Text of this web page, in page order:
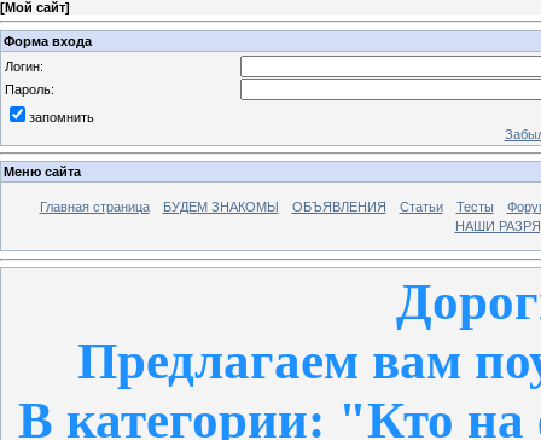
[Мой сайт]
Форма входа
Логин:
Пароль:
запомнить
Меню сайта
Главная страница БУДЕМ ЗНАКОМЫ ОБЪЯВЛЕНИЯ Статьи Тесты
НАШИ
Предлагаем вам
В категории: "Кто